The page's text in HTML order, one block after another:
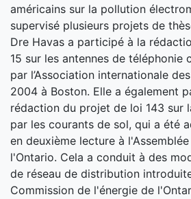
américains sur la pollution
supervisé plusieurs projets de
Dre Havas a participé à la
15 sur les antennes de téléphonie
par l’Association internationale
2004 à Boston. Elle a également
rédaction du projet de loi 143 sur
par les courants de sol, qui a été
en deuxième lecture à
l'Ontario. Cela a conduit à des
de réseau de distribution
Commission de l'énergie de